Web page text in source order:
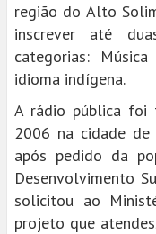
região do Alto
inscrever até
categorias:
idioma indígena.
A rádio pública foi
2006 na cidade de
após pedido da
Desenvolvimento
solicitou ao
projeto que